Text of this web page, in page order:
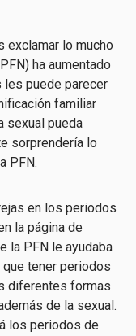
exclamar lo mucho
ha aumentado
les puede parecer
familiar
sexual pueda
sorprendería lo
PFN.
en los periodos
la página de
la PFN le ayudaba
que tener periodos
diferentes formas
de la sexual.
los periodos de